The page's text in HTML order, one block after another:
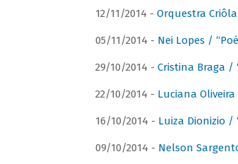
12/11/2014 - Orquestra
05/11/2014 - Nei Lopes /
29/10/2014 - Cristina Braga /
22/10/2014 - Luciana Oliveira
16/10/2014 - Luiza Dionizio /
09/10/2014 - Nelson